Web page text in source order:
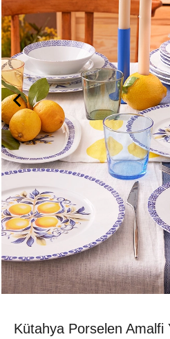
Kütahya Porselen Amalfi